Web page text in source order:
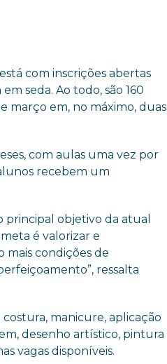
com inscrições abertas
seda. Ao todo, são 160
março em, no máximo, duas
com aulas uma vez por
recebem um
objetivo da atual
é valorizar e
mais condições de
ressalta
manicure, aplicação
desenho artístico, pintura
vagas disponíveis.